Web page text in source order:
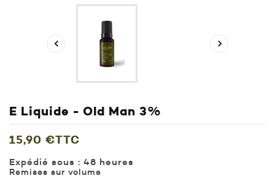
 
E Liquide - Old Man 3%
15,90 €TTC
Expédié sous : 48 heures
Remises sur volume